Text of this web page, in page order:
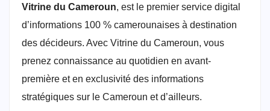
Vitrine du Cameroun, est le premier service digital
d’informations 100 % camerounaises à destination
des décideurs. Avec Vitrine du Cameroun, vous
prenez connaissance au quotidien en avant-
première et en exclusivité des informations
stratégiques sur le Cameroun et d’ailleurs.